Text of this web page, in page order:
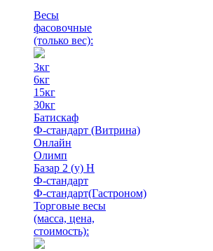
Весы
фасовочные
(только вес):
3кг
6кг
15кг
30кг
Батискаф
Ф-стандарт (Витрина)
Онлайн
Олимп
Базар 2 (у) Н
Ф-стандарт
Ф-стандарт(Гастроном)
Торговые весы
(масса, цена,
стоимость):